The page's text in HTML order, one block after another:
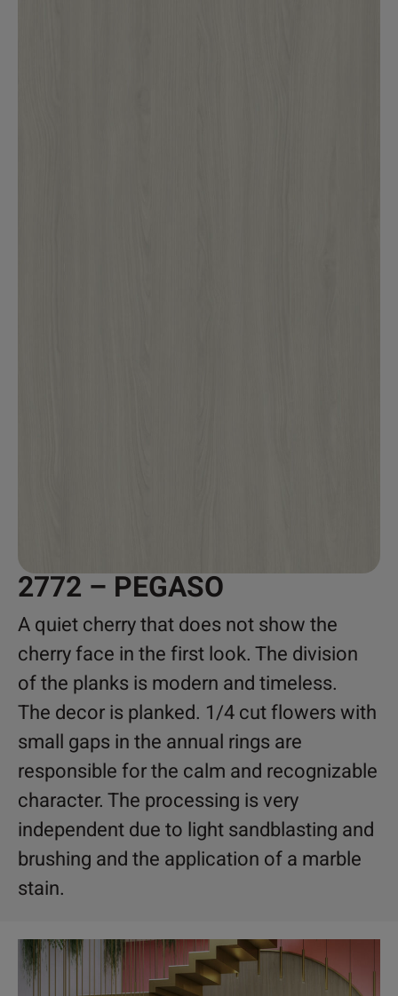
2772 – PEGASO
A quiet cherry that does not show the
cherry face in the first look. The division
of the planks is modern and timeless.
The decor is planked. 1/4 cut flowers with
small gaps in the annual rings are
responsible for the calm and recognizable
character. The processing is very
independent due to light sandblasting and
brushing and the application of a marble
stain.